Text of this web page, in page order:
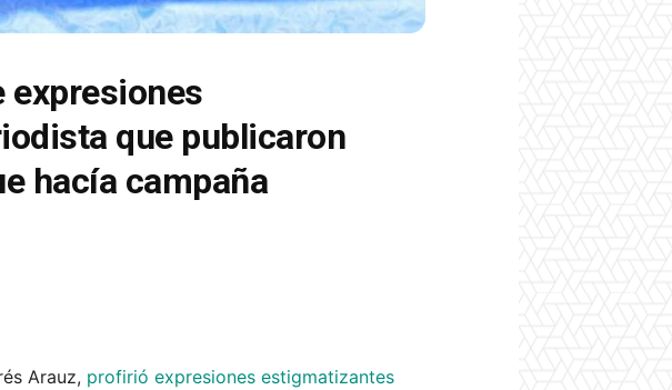
expresiones
que publicaron
hacía campaña
Arauz, profirió expresiones estigmatizantes